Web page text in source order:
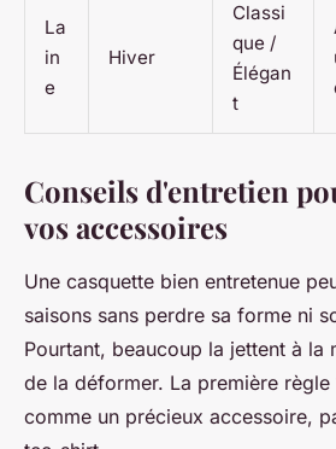
La
in
e
Hiver
Classi
que /
Élégan
t
Conseils d'entretien
vos accessoires
Une casquette bien entretenue
saisons sans perdre sa forme ni
Pourtant, beaucoup la jettent à la
de la déformer. La première règle
comme un précieux accessoire,